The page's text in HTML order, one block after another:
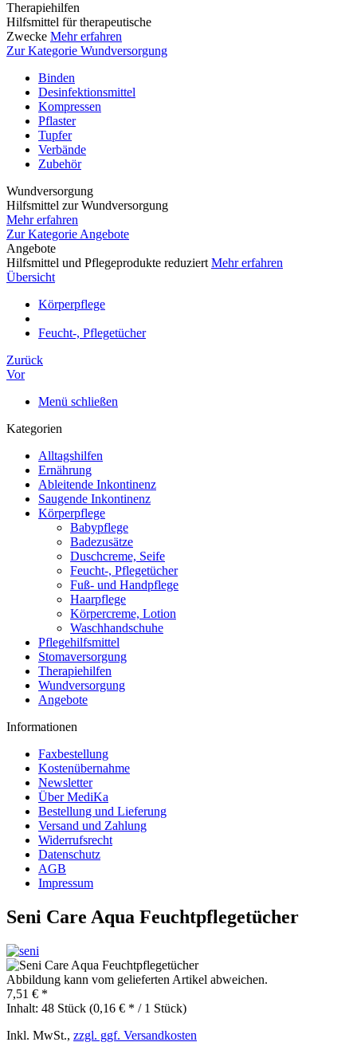
Therapiehilfen
Hilfsmittel für therapeutische
Zwecke Mehr erfahren
Zur Kategorie Wundversorgung
Binden
Desinfektionsmittel
Kompressen
Pflaster
Tupfer
Verbände
Zubehör
Wundversorgung
Hilfsmittel zur Wundversorgung
Mehr erfahren
Zur Kategorie Angebote
Angebote
Hilfsmittel und Pflegeprodukte reduziert Mehr erfahren
Übersicht
Körperpflege
Feucht-, Pflegetücher
Zurück
Vor
Menü schließen
Kategorien
Alltagshilfen
Ernährung
Ableitende Inkontinenz
Saugende Inkontinenz
Körperpflege
Babypflege
Badezusätze
Duschcreme, Seife
Feucht-, Pflegetücher
Fuß- und Handpflege
Haarpflege
Körpercreme, Lotion
Waschhandschuhe
Pflegehilfsmittel
Stomaversorgung
Therapiehilfen
Wundversorgung
Angebote
Informationen
Faxbestellung
Kostenübernahme
Newsletter
Über MediKa
Bestellung und Lieferung
Versand und Zahlung
Widerrufsrecht
Datenschutz
AGB
Impressum
Seni Care Aqua Feuchtpflegetücher
Abbildung kann vom gelieferten Artikel abweichen.
7,51 € *
Inhalt: 48 Stück (0,16 € * / 1 Stück)
Inkl. MwSt., zzgl. ggf. Versandkosten